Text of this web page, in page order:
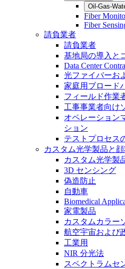
Oil-Gas-
Fiber
Fiber
請負業者
請負業者
基地局の導入と
Data Center
光ファイバーお
家庭用ブロード
フィールド作業
工事事業者向け
オペレーション
ション
テストプロセス
カスタム光学製品と
カスタム光学製
3D センシング
偽造防止
自動車
Biomedical
家電製品
カスタムカラー
航空宇宙および
工業用
NIR 分光法
スペクトラムセ